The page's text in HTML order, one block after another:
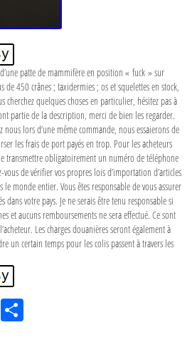
patte de mammifère en position « fuck » sur
450 crânes ; taxidermies ; os et squelettes en stock,
cherchez quelques choses en particulier, hésitez pas à
partie de la description, merci de bien les regarder.
nous lors d’une même commande, nous essaierons de
les frais de port payés en trop. Pour les acheteurs
transmettre obligatoirement un numéro de téléphone
vous de vérifier vos propres lois d’importation d’articles
monde entier. Vous êtes responsable de vous assurer
dans votre pays. Je ne serais être tenu responsable si
et aucuns remboursements ne sera effectué. Ce sont
Les charges douanières seront également à
un certain temps pour les colis passent à travers les
Share